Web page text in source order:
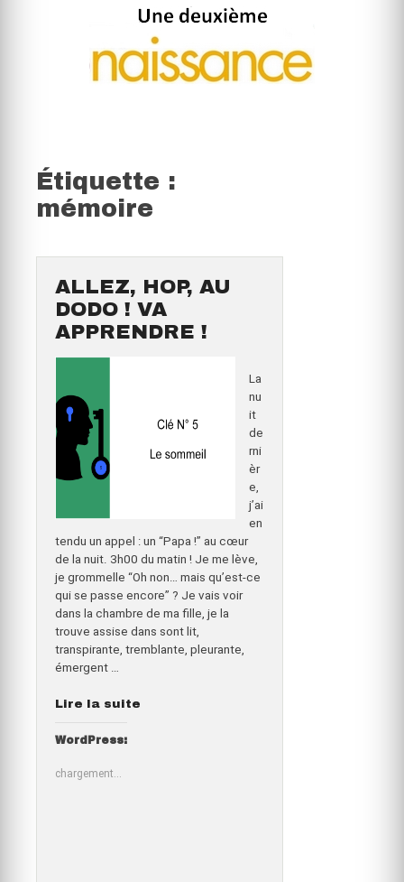
Étiquette :
mémoire
ALLEZ, HOP, AU
DODO ! VA
APPRENDRE !
La
nu
it
de
rni
èr
e,
j’ai
en
tendu un appel : un “Papa !” au cœur
de la nuit. 3h00 du matin ! Je me lève,
je grommelle “Oh non… mais qu’est-ce
qui se passe encore” ? Je vais voir
dans la chambre de ma fille, je la
trouve assise dans sont lit,
transpirante, tremblante, pleurante,
émergent …
Lire la suite
WordPress:
chargement…